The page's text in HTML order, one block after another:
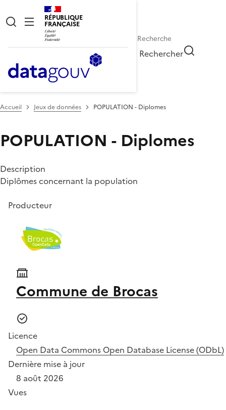
RÉPUBLIQUE
FRANÇAISE
Rechercher
Accueil Jeux de données POPULATION - Diplomes
POPULATION - Diplomes
Description
Diplômes concernant la population
Producteur
Commune de Brocas
Licence
Open Data Commons Open Database License (ODbL)
Dernière mise à jour
8 août 2026
Vues